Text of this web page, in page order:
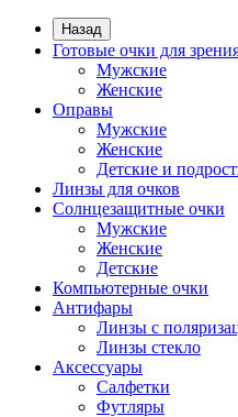
Назад
Готовые очки для
Мужские
Женские
Оправы
Мужские
Женские
Детские и
Линзы для очков
Солнцезащитные очки
Мужские
Женские
Детские
Компьютерные очки
Антифары
Линзы с
Линзы стекло
Аксессуары
Салфетки
Футляры